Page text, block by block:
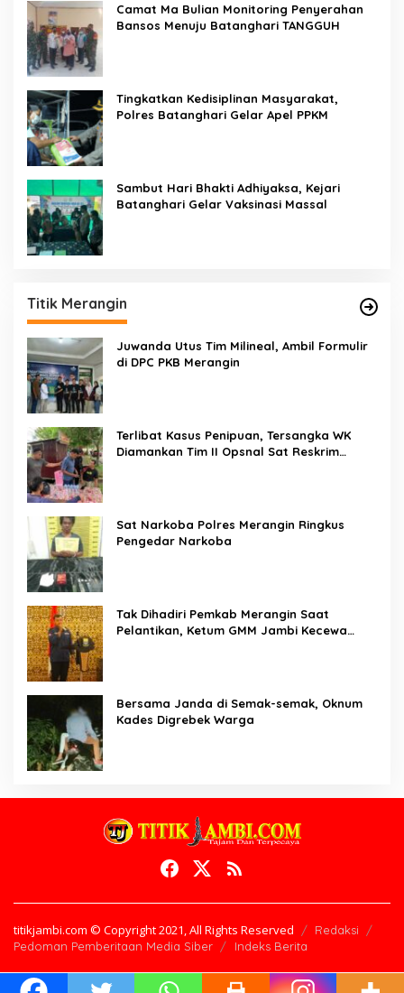
Camat Ma Bulian Monitoring Penyerahan
Bansos Menuju Batanghari TANGGUH
Tingkatkan Kedisiplinan Masyarakat,
Polres Batanghari Gelar Apel PPKM
Sambut Hari Bhakti Adhiyaksa, Kejari
Batanghari Gelar Vaksinasi Massal
Titik Merangin
Juwanda Utus Tim Milineal, Ambil Formulir
di DPC PKB Merangin
Terlibat Kasus Penipuan, Tersangka WK
Diamankan Tim II Opsnal Sat Reskrim
Sat Narkoba Polres Merangin Ringkus
Pengedar Narkoba
Tak Dihadiri Pemkab Merangin Saat
Pelantikan, Ketum GMM Jambi Kecewa
Bersama Janda di Semak-semak, Oknum
Kades Digrebek Warga
titikjambi.com © Copyright 2021, All Rights Reserved
Redaksi
Pedoman Pemberitaan Media Siber
Indeks Berita